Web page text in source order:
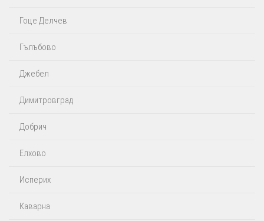
Гоце Делчев
Гълъбово
Джебел
Димитровград
Добрич
Елхово
Исперих
Каварна